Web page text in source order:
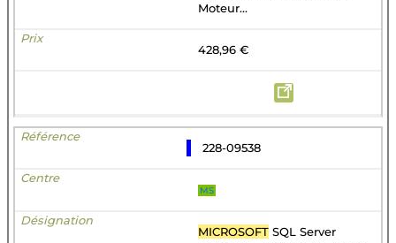
Moteur...
428,96 €
228-09538
MS
MICROSOFT SQL Server